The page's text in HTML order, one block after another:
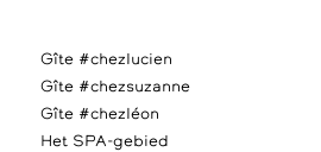
Gîte #chezlucien
Gîte #chezsuzanne
Gîte #chezléon
Het SPA-gebied